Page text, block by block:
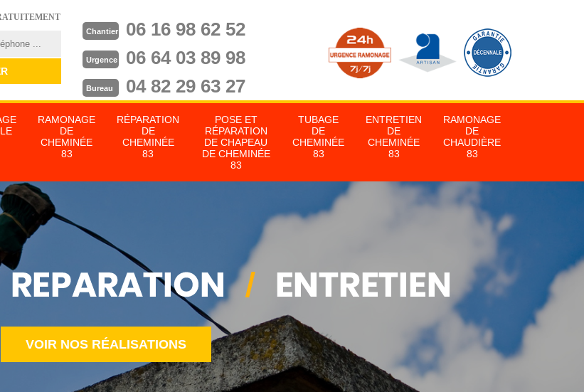
Chantier 06 16 98 62 52
Urgence 06 64 03 89 98
Bureau 04 82 29 63 27
RAMONAGE
DE
CHEMINÉE
83
RÉPARATION
DE
CHEMINÉE
83
POSE ET
RÉPARATION
DE CHAPEAU
DE CHEMINÉE
83
TUBAGE
DE
CHEMINÉE
83
ENTRETIEN
DE
CHEMINÉE
83
RAMONAGE
DE
CHAUDIÈRE
83
VOIR NOS RÉALISATIONS